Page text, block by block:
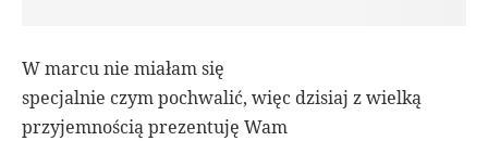
W marcu nie miałam się
specjalnie czym pochwalić, więc dzisiaj z wielką
przyjemnością prezentuję Wam